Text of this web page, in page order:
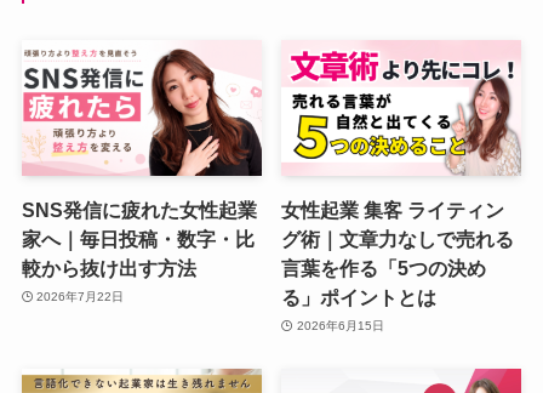
SNS発信に疲れた女性起業
家へ｜毎日投稿・数字・比
較から抜け出す方法
2026年7月22日
女性起業 集客 ライティン
グ術｜文章力なしで売れる
言葉を作る「5つの決め
る」ポイントとは
2026年6月15日